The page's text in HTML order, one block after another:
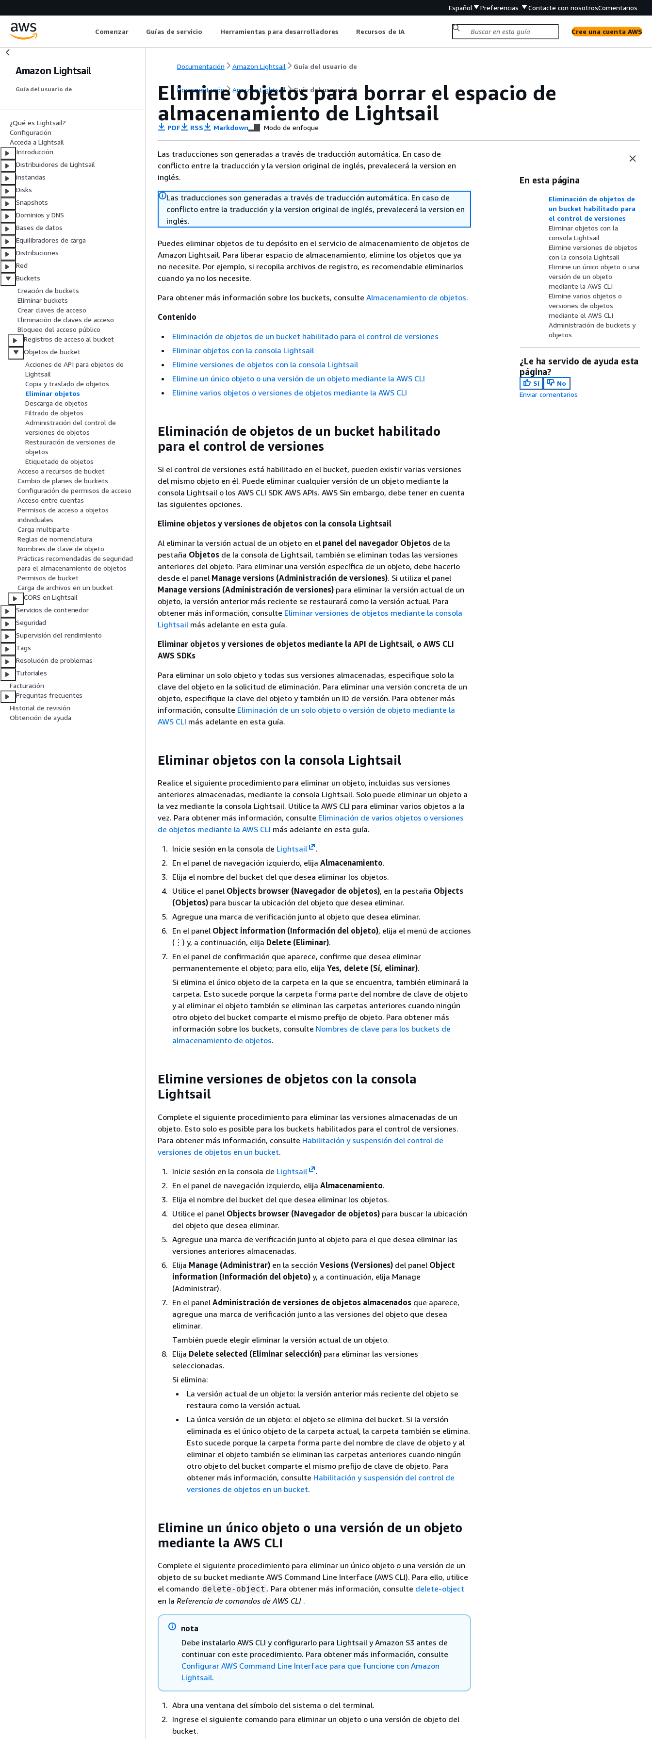
Español Preferencias Contacte con nosotrosComentarios
Comenzar Guías de servicio Herramientas para desarrolladores Recursos de IA Cree una cuenta AWS
Amazon Lightsail
Guía del usuario de
¿Qué es Lightsail?
Configuración
Acceda a Lightsail
Introducción
Distribuidores de Lightsail
instancias
Disks
Snapshots
Dominios y DNS
Bases de datos
Equilibradores de carga
Distribuciones
Red
Buckets
Creación de buckets
Eliminar buckets
Crear claves de acceso
Eliminación de claves de acceso
Bloqueo del acceso público
Registros de acceso al bucket
Objetos de bucket
Acciones de API para objetos de
Lightsail
Copia y traslado de objetos
Eliminar objetos
Descarga de objetos
Filtrado de objetos
Administración del control de
versiones de objetos
Restauración de versiones de
objetos
Etiquetado de objetos
Acceso a recursos de bucket
Cambio de planes de buckets
Configuración de permisos de acceso
Acceso entre cuentas
Permisos de acceso a objetos
individuales
Carga multiparte
Reglas de nomenclatura
Nombres de clave de objeto
Prácticas recomendadas de seguridad
para el almacenamiento de objetos
Permisos de bucket
Carga de archivos en un bucket
CORS en Lightsail
Servicios de contenedor
Seguridad
Supervisión del rendimiento
Tags
Resolución de problemas
Tutoriales
Facturación
Preguntas frecuentes
Historial de revisión
Obtención de ayuda
Documentación Amazon Lightsail Guía del usuario de
Documentación Amazon Lightsail Guía del usuario de
Elimine objetos para borrar el espacio de
almacenamiento de Lightsail
PDF RSS Markdown Modo de enfoque
Las traducciones son generadas a través de traducción automática. En caso de
conflicto entre la traducción y la version original de inglés, prevalecerá la version en
inglés.
Las traducciones son generadas a través de traducción automática. En caso de
conflicto entre la traducción y la version original de inglés, prevalecerá la version en
inglés.
Puedes eliminar objetos de tu depósito en el servicio de almacenamiento de objetos de
Amazon Lightsail. Para liberar espacio de almacenamiento, elimine los objetos que ya
no necesite. Por ejemplo, si recopila archivos de registro, es recomendable eliminarlos
cuando ya no los necesite.
Para obtener más información sobre los buckets, consulte Almacenamiento de objetos.
Contenido
Eliminación de objetos de un bucket habilitado para el control de versiones
Eliminar objetos con la consola Lightsail
Elimine versiones de objetos con la consola Lightsail
Elimine un único objeto o una versión de un objeto mediante la AWS CLI
Elimine varios objetos o versiones de objetos mediante la AWS CLI
Eliminación de objetos de un bucket habilitado
para el control de versiones
Si el control de versiones está habilitado en el bucket, pueden existir varias versiones
del mismo objeto en él. Puede eliminar cualquier versión de un objeto mediante la
consola Lightsail o los AWS CLI SDK AWS APIs. AWS Sin embargo, debe tener en cuenta
las siguientes opciones.
Elimine objetos y versiones de objetos con la consola Lightsail
Al eliminar la versión actual de un objeto en el panel del navegador Objetos de la
pestaña Objetos de la consola de Lightsail, también se eliminan todas las versiones
anteriores del objeto. Para eliminar una versión específica de un objeto, debe hacerlo
desde el panel Manage versions (Administración de versiones). Si utiliza el panel
Manage versions (Administración de versiones) para eliminar la versión actual de un
objeto, la versión anterior más reciente se restaurará como la versión actual. Para
obtener más información, consulte Eliminar versiones de objetos mediante la consola
Lightsail más adelante en esta guía.
Eliminar objetos y versiones de objetos mediante la API de Lightsail, o AWS CLI
AWS SDKs
Para eliminar un solo objeto y todas sus versiones almacenadas, especifique solo la
clave del objeto en la solicitud de eliminación. Para eliminar una versión concreta de un
objeto, especifique la clave del objeto y también un ID de versión. Para obtener más
información, consulte Eliminación de un solo objeto o versión de objeto mediante la
AWS CLI más adelante en esta guía.
Eliminar objetos con la consola Lightsail
Realice el siguiente procedimiento para eliminar un objeto, incluidas sus versiones
anteriores almacenadas, mediante la consola Lightsail. Solo puede eliminar un objeto a
la vez mediante la consola Lightsail. Utilice la AWS CLI para eliminar varios objetos a la
vez. Para obtener más información, consulte Eliminación de varios objetos o versiones
de objetos mediante la AWS CLI más adelante en esta guía.
Inicie sesión en la consola de Lightsail
.
En el panel de navegación izquierdo, elija Almacenamiento.
Elija el nombre del bucket del que desea eliminar los objetos.
Utilice el panel Objects browser (Navegador de objetos), en la pestaña Objects
(Objetos) para buscar la ubicación del objeto que desea eliminar.
Agregue una marca de verificación junto al objeto que desea eliminar.
En el panel Object information (Información del objeto), elija el menú de acciones
(⋮) y, a continuación, elija Delete (Eliminar).
En el panel de confirmación que aparece, confirme que desea eliminar
permanentemente el objeto; para ello, elija Yes, delete (Sí, eliminar).
Si elimina el único objeto de la carpeta en la que se encuentra, también eliminará la
carpeta. Esto sucede porque la carpeta forma parte del nombre de clave de objeto
y al eliminar el objeto también se eliminan las carpetas anteriores cuando ningún
otro objeto del bucket comparte el mismo prefijo de objeto. Para obtener más
información sobre los buckets, consulte Nombres de clave para los buckets de
almacenamiento de objetos.
Elimine versiones de objetos con la consola
Lightsail
Complete el siguiente procedimiento para eliminar las versiones almacenadas de un
objeto. Esto solo es posible para los buckets habilitados para el control de versiones.
Para obtener más información, consulte Habilitación y suspensión del control de
versiones de objetos en un bucket.
Inicie sesión en la consola de Lightsail
.
En el panel de navegación izquierdo, elija Almacenamiento.
Elija el nombre del bucket del que desea eliminar los objetos.
Utilice el panel Objects browser (Navegador de objetos) para buscar la ubicación
del objeto que desea eliminar.
Agregue una marca de verificación junto al objeto para el que desea eliminar las
versiones anteriores almacenadas.
Elija Manage (Administrar) en la sección Vesions (Versiones) del panel Object
information (Información del objeto) y, a continuación, elija Manage
(Administrar).
En el panel Administración de versiones de objetos almacenados que aparece,
agregue una marca de verificación junto a las versiones del objeto que desea
eliminar.
También puede elegir eliminar la versión actual de un objeto.
Elija Delete selected (Eliminar selección) para eliminar las versiones
seleccionadas.
Si elimina:
La versión actual de un objeto: la versión anterior más reciente del objeto se
restaura como la versión actual.
La única versión de un objeto: el objeto se elimina del bucket. Si la versión
eliminada es el único objeto de la carpeta actual, la carpeta también se elimina.
Esto sucede porque la carpeta forma parte del nombre de clave de objeto y al
eliminar el objeto también se eliminan las carpetas anteriores cuando ningún
otro objeto del bucket comparte el mismo prefijo de clave de objeto. Para
obtener más información, consulte Habilitación y suspensión del control de
versiones de objetos en un bucket.
Elimine un único objeto o una versión de un objeto
mediante la AWS CLI
Complete el siguiente procedimiento para eliminar un único objeto o una versión de un
objeto de su bucket mediante AWS Command Line Interface (AWS CLI). Para ello, utilice
el comando delete-object . Para obtener más información, consulte delete-object
en la Referencia de comandos de AWS CLI .
nota
Debe instalarlo AWS CLI y configurarlo para Lightsail y Amazon S3 antes de
continuar con este procedimiento. Para obtener más información, consulte
Configurar AWS Command Line Interface para que funcione con Amazon
Lightsail.
Abra una ventana del símbolo del sistema o del terminal.
Ingrese el siguiente comando para eliminar un objeto o una versión de objeto del
bucket.
En esta página
Eliminación de objetos de
un bucket habilitado para
el control de versiones
Eliminar objetos con la
consola Lightsail
Elimine versiones de objetos
con la consola Lightsail
Elimine un único objeto o una
versión de un objeto
mediante la AWS CLI
Elimine varios objetos o
versiones de objetos
mediante el AWS CLI
Administración de buckets y
objetos
¿Le ha servido de ayuda esta
página?
Sí
No
Enviar comentarios